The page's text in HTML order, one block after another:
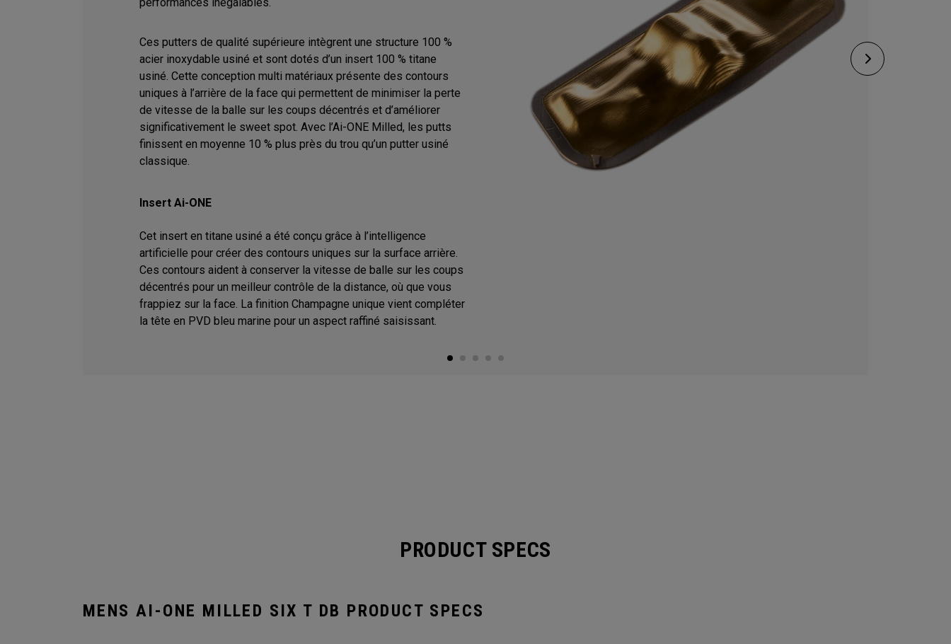
Ces putters de qualité supérieure intègrent une structure 100 %
acier inoxydable usiné et sont dotés d’un insert 100 % titane
usiné. Cette conception multi matériaux présente des contours
uniques à l’arrière de la face qui permettent de minimiser la perte
de vitesse de la balle sur les coups décentrés et d’améliorer
significativement le sweet spot. Avec l’Ai-ONE Milled, les putts
finissent en moyenne 10 % plus près du trou qu’un putter usiné
classique.
Insert Ai-ONE
Cet insert en titane usiné a été conçu grâce à l’intelligence
artificielle pour créer des contours uniques sur la surface arrière.
Ces contours aident à conserver la vitesse de balle sur les coups
décentrés pour un meilleur contrôle de la distance, où que vous
frappiez sur la face. La finition Champagne unique vient compléter
la tête en PVD bleu marine pour un aspect raffiné saisissant.
PRODUCT SPECS
MENS AI-ONE MILLED SIX T DB PRODUCT SPECS